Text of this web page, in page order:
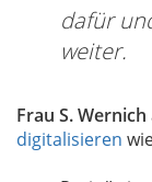
dafür
weiter.
Frau S. Wernich
digitalisieren